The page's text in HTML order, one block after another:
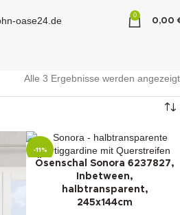
0
0,00
Alle 3 Ergebnisse werden angezeigt
-11%
Ösenschal Sonora 6237827,
Inbetween,
halbtransparent,
245x144cm